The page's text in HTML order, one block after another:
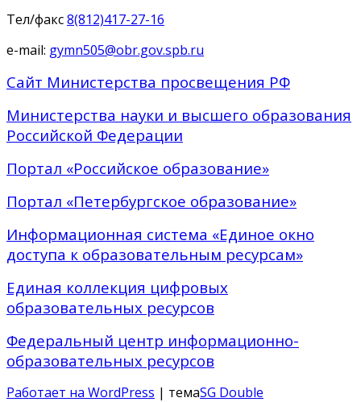
Тел/факс8(812)417-27-16
e-mail: gymn505@obr.gov.spb.ru
Сайт Министерства просвещения РФ
Министерства науки и высшего образования
Российской Федерации
Портал «Российское образование»
Портал «Петербургское образование»
Информационная система «Единое окно
доступа к образовательным ресурсам»
Единая коллекция цифровых
образовательных ресурсов
Федеральный центр информационно-
образовательных ресурсов
Работает на WordPress | темаSG Double